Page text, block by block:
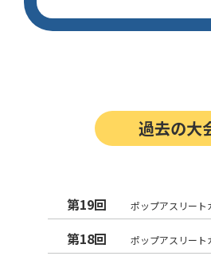
過去の大
第19回 ポップアスリート
第18回 ポップアスリート